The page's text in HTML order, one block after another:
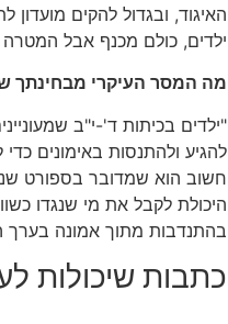
ילדים, כולם מכנף אבל המטרה
מה המסר העיקרי מבחינתך
"ילדים בכיתות ד'-י"ב
להגיע ולהתנסות באימונים
חשוב הוא שמדובר בספורט
היכולת לקבל את מי שנגדו
בהתנדבות מתוך אמונה בערך
כתבות שיכולות